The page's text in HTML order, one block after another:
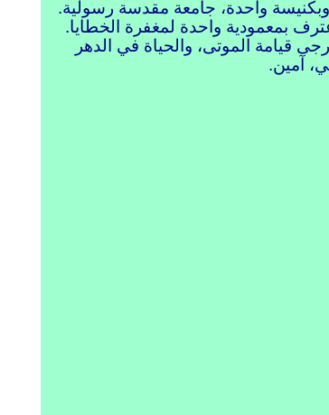
واحدة، جامعة مقدسة رسولية.
بمعمودية واحدة لمغفرة الخطايا.
قيامة الموتى، والحياة في الدهر
آمين.